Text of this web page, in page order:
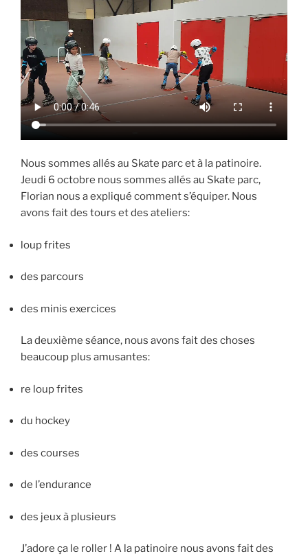
Nous sommes allés au Skate parc et à la patinoire.
Jeudi 6 octobre nous sommes allés au Skate parc,
Florian nous a expliqué comment s’équiper. Nous
avons fait des tours et des ateliers:
loup frites
des parcours
des minis exercices
La deuxième séance, nous avons fait des choses
beaucoup plus amusantes:
re loup frites
du hockey
des courses
de l’endurance
des jeux à plusieurs
J’adore ça le roller ! A la patinoire nous avons fait des